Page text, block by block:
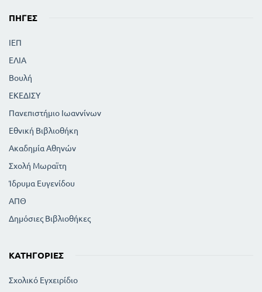
ΠΗΓΈΣ
ΙΕΠ
ΕΛΙΑ
Βουλή
ΕΚΕΔΙΣΥ
Πανεπιστήμιο Ιωαννίνων
Εθνική Βιβλιοθήκη
Ακαδημία Αθηνών
Σχολή Μωραϊτη
Ίδρυμα Ευγενίδου
ΑΠΘ
Δημόσιες Βιβλιοθήκες
ΚΑΤΗΓΟΡΊΕΣ
Σχολικό Εγχειρίδιο